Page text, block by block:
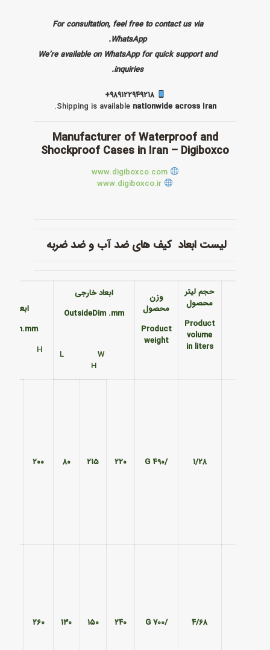
For consultation, feel free to contact us via
WhatsApp.
We’re available on WhatsApp for quick support and
inquiries.
۹۸۹۱۲۲۹۴۹۲۱۸+
Shipping is available nationwide across Iran
.
Manufacturer of Waterproof and
Shockproof Cases in Iran – Digiboxco
www.digiboxco.com
www.digiboxco.ir
لیست ابعاد کیف های ضد آب و ضد ضربه
حجم لیتر
محصول
Product
volume
in liters
وزن
محصول
Product
weight
ابعاد خارجی
OutsideDim .mm
L W
H
ابعاد
Dim.mm
H
۱/۲۸ /490 G ۲۲۰ ۲۱۵ ۸۰ ۲۰۰
۴/۶۸ /700 G ۲۴۰ ۱۵۰ ۱۳۰ ۲۶۰